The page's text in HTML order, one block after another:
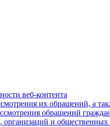
веб-контента
их обращений, а
обращений
организаций и